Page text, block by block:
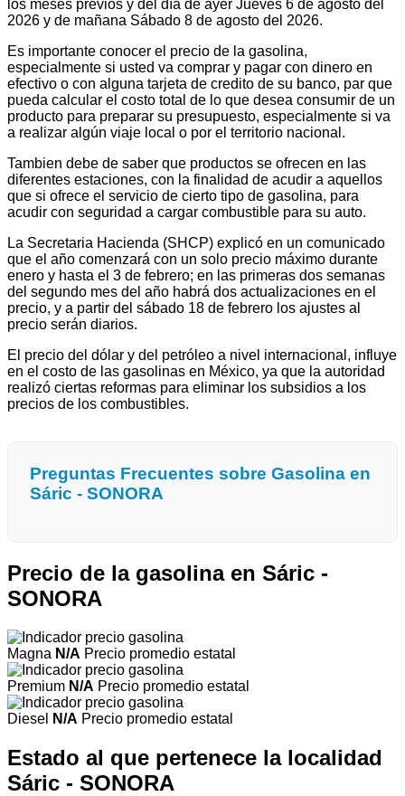
los meses previos y del día de ayer Jueves 6 de agosto del
2026 y de mañana Sábado 8 de agosto del 2026.
Es importante conocer el precio de la gasolina,
especialmente si usted va comprar y pagar con dinero en
efectivo o con alguna tarjeta de credito de su banco, par que
pueda calcular el costo total de lo que desea consumir de un
producto para preparar su presupuesto, especialmente si va
a realizar algún viaje local o por el territorio nacional.
Tambien debe de saber que productos se ofrecen en las
diferentes estaciones, con la finalidad de acudir a aquellos
que si ofrece el servicio de cierto tipo de gasolina, para
acudir con seguridad a cargar combustible para su auto.
La Secretaria Hacienda (SHCP) explicó en un comunicado
que el año comenzará con un solo precio máximo durante
enero y hasta el 3 de febrero; en las primeras dos semanas
del segundo mes del año habrá dos actualizaciones en el
precio, y a partir del sábado 18 de febrero los ajustes al
precio serán diarios.
El precio del dólar y del petróleo a nivel internacional, influye
en el costo de las gasolinas en México, ya que la autoridad
realizó ciertas reformas para eliminar los subsidios a los
precios de los combustibles.
Preguntas Frecuentes sobre Gasolina en
Sáric - SONORA
Precio de la gasolina en Sáric -
SONORA
Magna N/A Precio promedio estatal
Premium N/A Precio promedio estatal
Diesel N/A Precio promedio estatal
Estado al que pertenece la localidad
Sáric - SONORA